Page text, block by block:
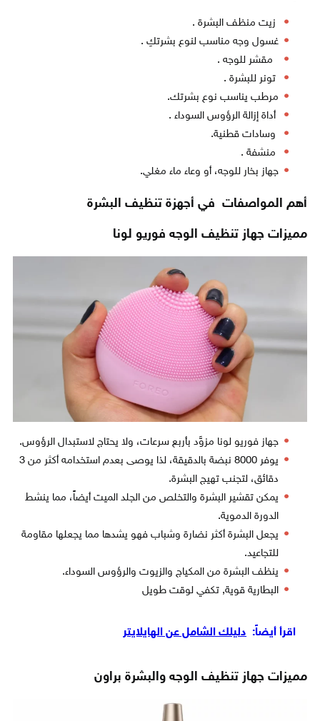
زيت منظف البشرة .
غسول وجه مناسب لنوع بشرتكِ .
مقشر للوجه .
تونر للبشرة .
مرطب يناسب نوع بشرتك.
أداة إزالة الرؤوس السوداء .
وسادات قطنية.
منشفة .
جهاز بخار للوجه، أو وعاء ماء مغلي.
أهم المواصفات في أجهزة تنظيف البشرة
مميزات جهاز تنظيف الوجه فوريو لونا
جهاز فوريو لونا مزوَّد بأربع سرعات، ولا يحتاج لاستبدال الرؤوس.
يوفر 8000 نبضة بالدقيقة، لذا يوصى بعدم استخدامه أكثر من 3
دقائق، لتجنب تهيج البشرة.
يمكن تقشير البشرة والتخلص من الجلد الميت أيضاً، مما ينشط
الدورة الدموية.
يجعل البشرة أكثر نضارة وشباب فهو يشدها مما يجعلها مقاومة
للتجاعيد.
ينظف البشرة من المكياج والزيوت والرؤوس السوداء.
البطارية قوية, تكفي لوقت طويل
اقرأ أيضاً: دليلك الشامل عن الهايلايتر
مميزات جهاز تنظيف الوجه والبشرة براون